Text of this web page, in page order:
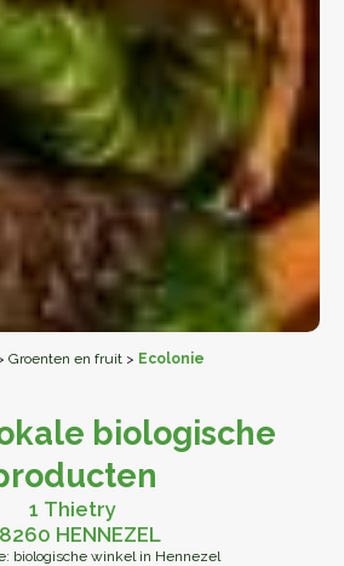
Groenten en fruit > Ecolonie
biologische
1 Thietry
HENNEZEL
biologische winkel in Hennezel